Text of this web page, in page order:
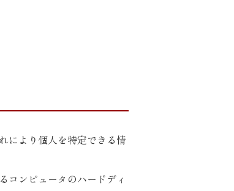
により個人を特定できる情
ンピュータのハードディ